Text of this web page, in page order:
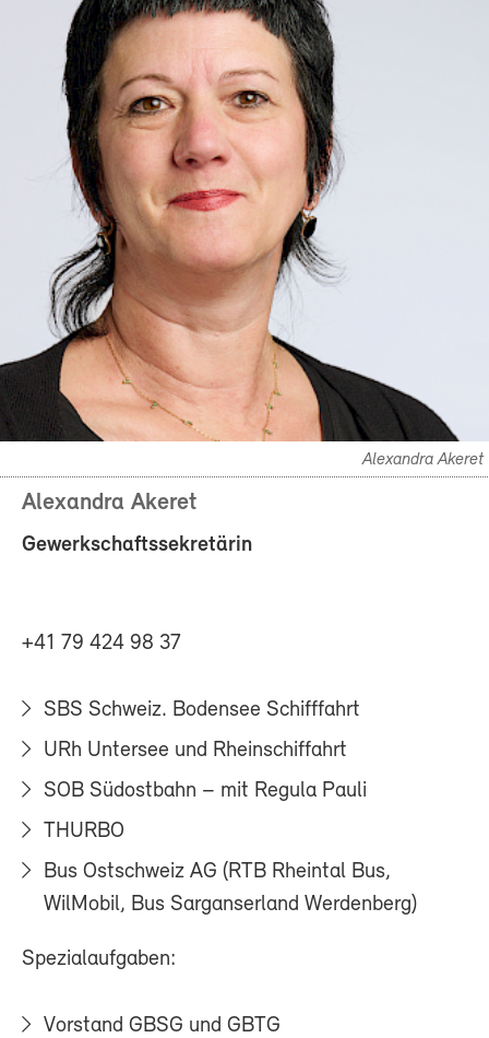
Alexandra Akeret
Alexandra Akeret
Gewerkschaftssekretärin
+41 79 424 98 37
SBS Schweiz. Bodensee Schifffahrt
URh Untersee und Rheinschiffahrt
SOB Südostbahn – mit Regula Pauli
THURBO
Bus Ostschweiz AG (RTB Rheintal Bus,
WilMobil, Bus Sarganserland Werdenberg)
Spezialaufgaben:
Vorstand GBSG und GBTG